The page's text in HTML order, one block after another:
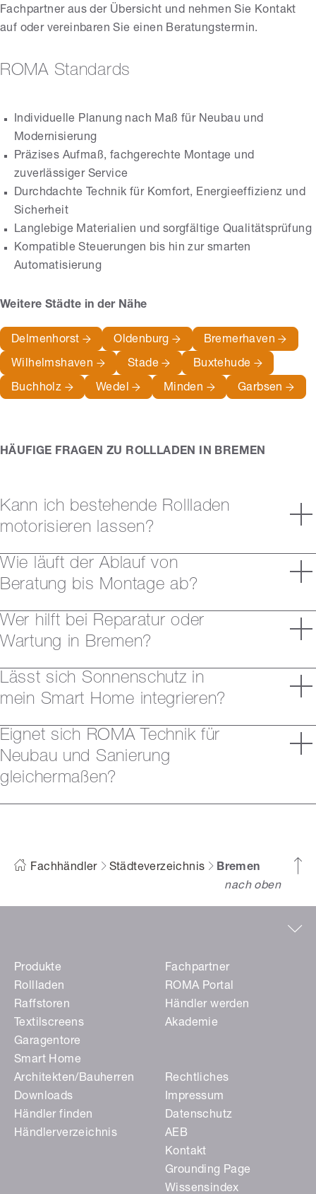
Fachpartner aus der Übersicht und nehmen Sie Kontakt
auf oder vereinbaren Sie einen Beratungstermin.
ROMA Standards
Individuelle Planung nach Maß für Neubau und
Modernisierung
Präzises Aufmaß, fachgerechte Montage und
zuverlässiger Service
Durchdachte Technik für Komfort, Energieeffizienz und
Sicherheit
Langlebige Materialien und sorgfältige Qualitätsprüfung
Kompatible Steuerungen bis hin zur smarten
Automatisierung
Weitere Städte in der Nähe
Delmenhorst Oldenburg Bremerhaven
Wilhelmshaven Stade Buxtehude
Buchholz Wedel Minden Garbsen
HÄUFIGE FRAGEN ZU ROLLLADEN IN BREMEN
Kann ich bestehende Rollladen
motorisieren lassen?
Wie läuft der Ablauf von
Beratung bis Montage ab?
Wer hilft bei Reparatur oder
Wartung in Bremen?
Lässt sich Sonnenschutz in
mein Smart Home integrieren?
Eignet sich ROMA Technik für
Neubau und Sanierung
gleichermaßen?
Fachhändler Städteverzeichnis
Bremen
nach oben
Produkte
Rollladen
Raffstoren
Textilscreens
Garagentore
Smart Home
Fachpartner
ROMA Portal
Händler werden
Akademie
Architekten/Bauherren
Downloads
Händler finden
Händlerverzeichnis
Rechtliches
Impressum
Datenschutz
AEB
Kontakt
Grounding Page
Wissensindex